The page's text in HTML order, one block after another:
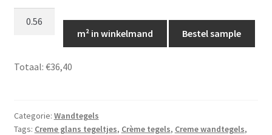
6,5cmx13cm,
m² in winkelmand Bestel sample
Totaal: €36,40
Categorie: Wandtegels
Tags: Creme glans tegeltjes, Crème tegels, Creme wandtegels,